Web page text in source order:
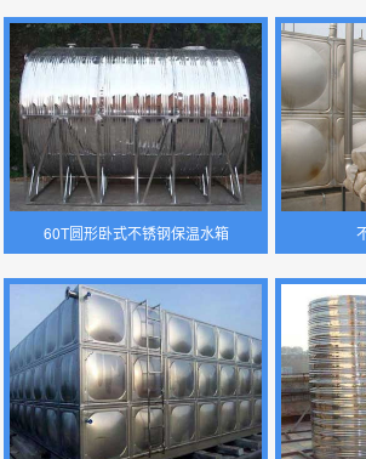
60T圆形卧式不锈钢保温水箱